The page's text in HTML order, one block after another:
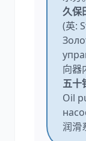
久保
(英:
向器
五十
Oil
润滑